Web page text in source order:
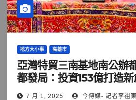
地方大小事 高雄市
亞灣特貿三南基地南公辦
都發局：投資153億打造
7 月 1, 2025 今傳媒- 記者李祖東